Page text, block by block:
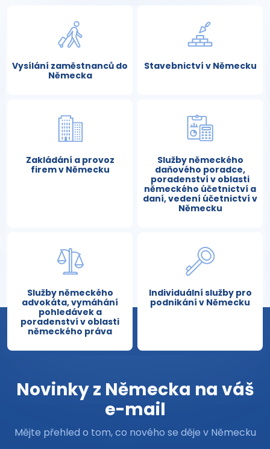
Vysílání zaměstnanců do
Německa
Stavebnictví v Německu
Zakládání a provoz
firem v Německu
Služby německého
daňového poradce,
poradenství v oblasti
německého účetnictví a
daní, vedení účetnictví v
Německu
Služby německého
advokáta, vymáhání
pohledávek a
poradenství v oblasti
německého práva
Individuální služby pro
podnikání v Německu
Novinky z Německa na váš
e-mail
Mějte přehled o tom, co nového se děje v Německu